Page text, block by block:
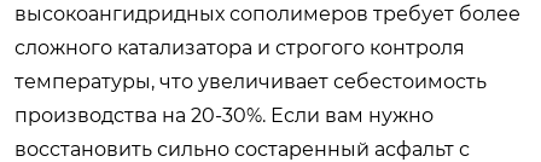
высокоангидридных сополимеров требует более
сложного катализатора и строгого контроля
температуры, что увеличивает себестоимость
производства на 20-30%. Если вам нужно
восстановить сильно состаренный асфальт с